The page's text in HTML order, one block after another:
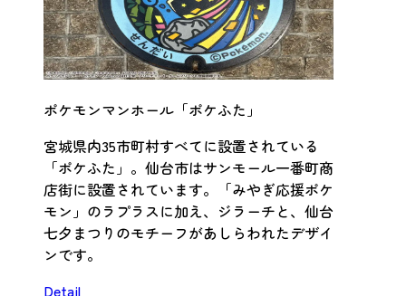
ポケモンマンホール「ポケふた」
宮城県内35市町村すべてに設置されている
「ポケふた」。仙台市はサンモール一番町商
店街に設置されています。「みやぎ応援ポケ
モン」のラプラスに加え、ジラーチと、仙台
七夕まつりのモチーフがあしらわれたデザイ
ンです。
Detail